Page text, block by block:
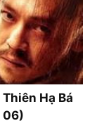
Hạ Bá
06)